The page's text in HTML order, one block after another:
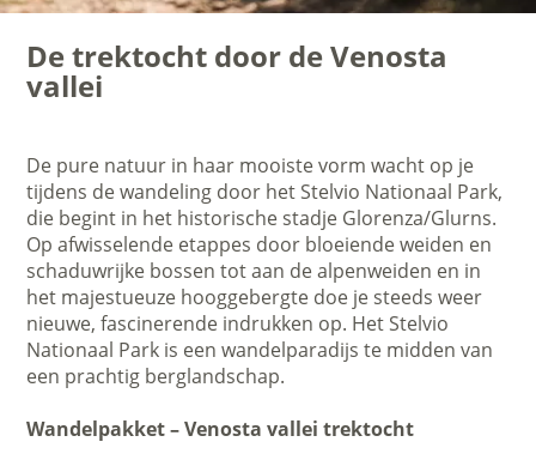
De trektocht door de Venosta
vallei
De pure natuur in haar mooiste vorm wacht op je
tijdens de wandeling door het Stelvio Nationaal Park,
die begint in het historische stadje Glorenza/Glurns.
Op afwisselende etappes door bloeiende weiden en
schaduwrijke bossen tot aan de alpenweiden en in
het majestueuze hooggebergte doe je steeds weer
nieuwe, fascinerende indrukken op. Het Stelvio
Nationaal Park is een wandelparadijs te midden van
een prachtig berglandschap.
Wandelpakket – Venosta vallei trektocht